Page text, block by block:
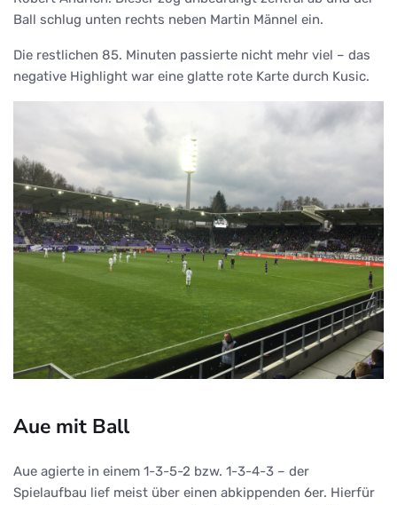
Ball schlug unten rechts neben Martin Männel ein.
Die restlichen 85. Minuten passierte nicht mehr viel – das
negative Highlight war eine glatte rote Karte durch Kusic.
Aue mit Ball
Aue agierte in einem 1-3-5-2 bzw. 1-3-4-3 – der
Spielaufbau lief meist über einen abkippenden 6er. Hierfür